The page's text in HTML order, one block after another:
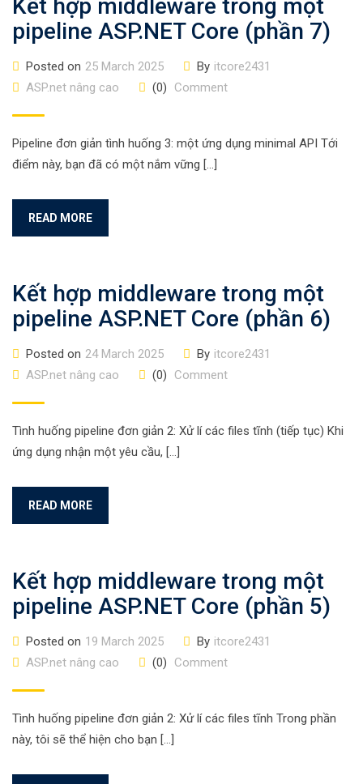
Kết hợp middleware trong một
pipeline ASP.NET Core (phần 7)
Posted on 25 March 2025 By itcore2431
ASP.net nâng cao
(0) Comment
Pipeline đơn giản tình huống 3: một ứng dụng minimal API Tới
điểm này, bạn đã có một nắm vững […]
READ MORE
Kết hợp middleware trong một
pipeline ASP.NET Core (phần 6)
Posted on 24 March 2025 By itcore2431
ASP.net nâng cao
(0) Comment
Tình huống pipeline đơn giản 2: Xử lí các files tĩnh (tiếp tục) Khi
ứng dụng nhận một yêu cầu, […]
READ MORE
Kết hợp middleware trong một
pipeline ASP.NET Core (phần 5)
Posted on 19 March 2025 By itcore2431
ASP.net nâng cao
(0) Comment
Tình huống pipeline đơn giản 2: Xử lí các files tĩnh Trong phần
này, tôi sẽ thể hiện cho bạn […]